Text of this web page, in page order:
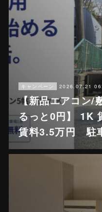
キャンペーン 2026.07.21
【新品エアコン/
るっと0円】 1K
賃料3.5万円 駐